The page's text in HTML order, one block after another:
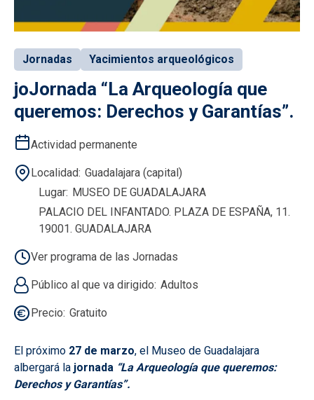
Jornadas Yacimientos arqueológicos
joJornada “La Arqueología que
queremos: Derechos y Garantías”.
Actividad permanente
Localidad Guadalajara (capital)
Lugar MUSEO DE GUADALAJARA
PALACIO DEL INFANTADO. PLAZA DE ESPAÑA, 11.
19001. GUADALAJARA
Ver programa de las Jornadas
Público al que va dirigido Adultos
Precio Gratuito
El próximo 27 de marzo, el Museo de Guadalajara
albergará la jornada “La Arqueología que queremos:
Derechos y Garantías”.